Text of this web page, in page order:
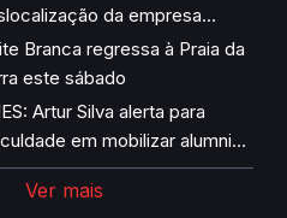
da empresa
Branca regressa à Praia da
este sábado
Artur Silva alerta para
em mobilizar alumni
votar nas eleições para
Ver mais